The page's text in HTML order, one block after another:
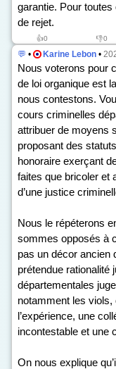
garantie. Pour
de rejet.
👍0 👎0
💬 • Karine Lebon •
Nous voterons pour
de loi organique est
nous contestons.
cours criminelles
attribuer de moyens
proposant des
honoraire exerçant
faites que bricoler et
d’une justice
Nous le répéterons
sommes opposés à
pas un décor ancien
prétendue rationalité
départementales
notamment les viols,
l’expérience, une
incontestable et une
On nous explique